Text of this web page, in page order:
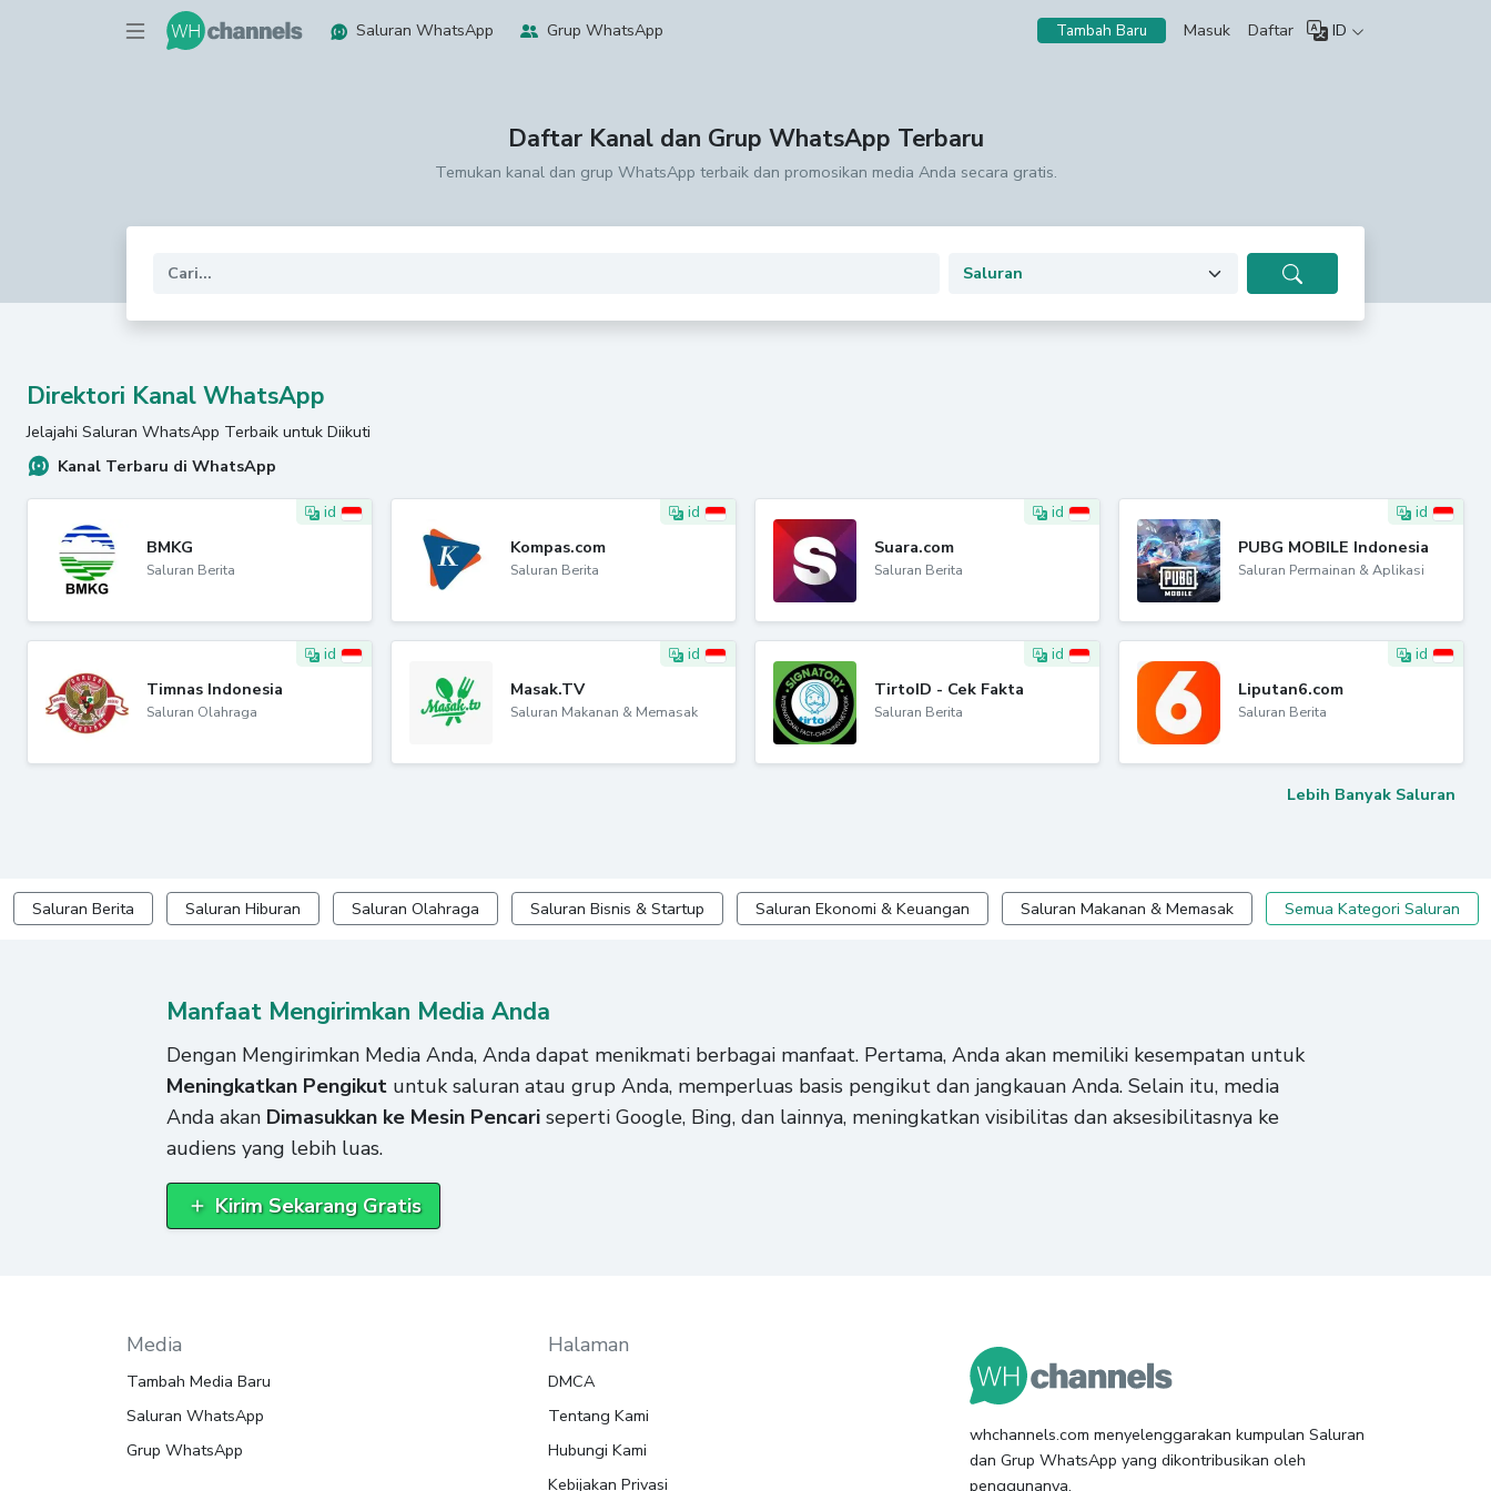
Saluran WhatsApp Grup WhatsApp Tambah Baru Masuk Daftar ID
Daftar Kanal dan Grup WhatsApp Terbaru
Temukan kanal dan grup WhatsApp terbaik dan promosikan media Anda secara gratis.
Direktori Kanal WhatsApp
Jelajahi Saluran WhatsApp Terbaik untuk Diikuti
Kanal Terbaru di WhatsApp
id
BMKG
Saluran Berita
id
Kompas.com
Saluran Berita
id
Suara.com
Saluran Berita
id
PUBG MOBILE Indonesia
Saluran Permainan & Aplikasi
id
Timnas Indonesia
Saluran Olahraga
id
Masak.TV
Saluran Makanan & Memasak
id
TirtoID - Cek Fakta
Saluran Berita
id
Liputan6.com
Saluran Berita
Lebih Banyak Saluran
Saluran Berita Saluran Hiburan Saluran Olahraga Saluran Bisnis & Startup Saluran Ekonomi & Keuangan Saluran Makanan & Memasak Semua Kategori Saluran
Manfaat Mengirimkan Media Anda
Dengan Mengirimkan Media Anda, Anda dapat menikmati berbagai manfaat. Pertama, Anda akan memiliki kesempatan untuk
Meningkatkan Pengikut untuk saluran atau grup Anda, memperluas basis pengikut dan jangkauan Anda. Selain itu, media
Anda akan Dimasukkan ke Mesin Pencari seperti Google, Bing, dan lainnya, meningkatkan visibilitas dan aksesibilitasnya ke
audiens yang lebih luas.
Kirim Sekarang Gratis
Media
Tambah Media Baru
Saluran WhatsApp
Grup WhatsApp
Halaman
DMCA
Tentang Kami
Hubungi Kami
Kebijakan Privasi
whchannels.com menyelenggarakan kumpulan Saluran
dan Grup WhatsApp yang dikontribusikan oleh
penggunanya.